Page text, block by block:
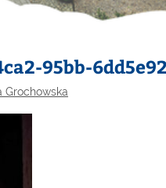
95bb-
Grochowska